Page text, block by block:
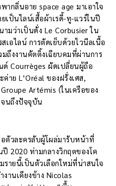
ากลิ่นอาย space age มาเอาใจ
ป็นไลน์เสื้อผ้าเรดี้-ทู-แวร์ในปี
มว่าเป็นดั่ง Le Corbusier ใน
เอไลน์ การตัดเย็บด้วยไวนีลเนื้อ
มถึงงานคัตติ้งเฉียบคมที่ผ่านการ
Courrèges ผัดเปลี่ยนผู้ถือ
าย L’Oréal ของฝรั่งเศส,
Artémis (ในเครือของ
นถึงปัจจุบัน
ะครลับผู้โผล่มารับหน้าที่
2020 ท่ามกลางวิกฤตของโค
ายนี้เป็นตัวเลือกใหม่ที่น่าสนใจ
านเคียงข้าง Nicolas